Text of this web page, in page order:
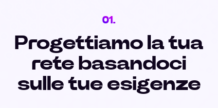
01.
Progettiamo la tua
rete basandoci
sulle tue esigenze